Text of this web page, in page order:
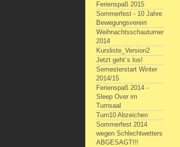
Ferienspaß 2015
Sommerfest - 10 Jahre
Bewegungsverein
Weihnachtsschauturnen
2014
Kursliste_Version2
Jetzt geht`s los!
Semesterstart Winter
2014/15
Ferienspaß 2014 -
Sleep Over im
Turnsaal
Turn10 Abzeichen
Sommerfest 2014
wegen Schlechtwetters
ABGESAGT!!!